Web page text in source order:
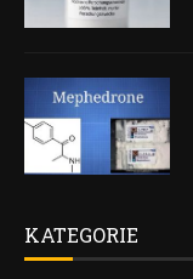
KATEGORIE